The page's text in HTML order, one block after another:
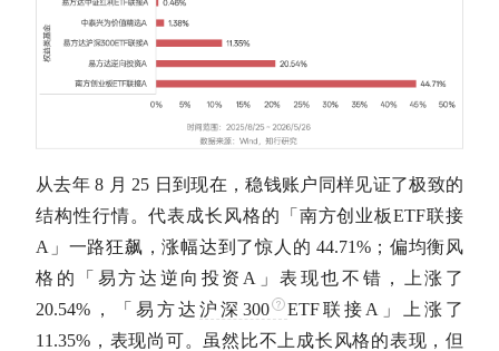
从去年 8 月 25 日到现在，稳钱账户同样见证了极致的
结构性行情。代表成长风格的「南方创业板ETF联接
A」一路狂飙，涨幅达到了惊人的 44.71%；偏均衡风
格的「易方达逆向投资A」表现也不错，上涨了
20.54%，「易方达沪深300
ETF联接A」上涨了
11.35%，表现尚可。虽然比不上成长风格的表现，但